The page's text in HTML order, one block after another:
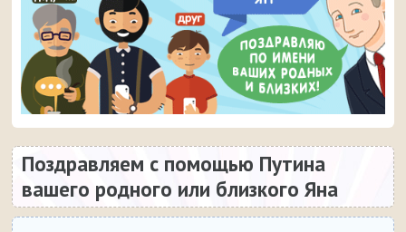
Поздравляем с помощью Путина
вашего родного или близкого Яна